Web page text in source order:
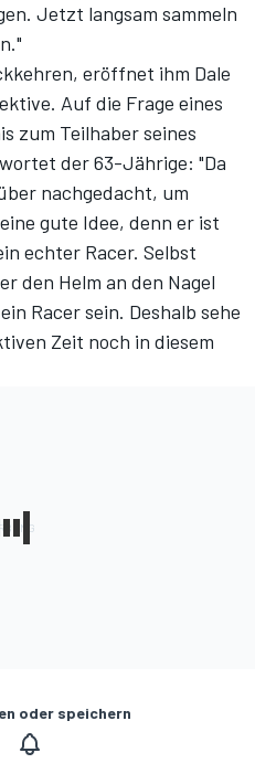
Jetzt langsam sammeln
eröffnet ihm Dale
Auf die Frage eines
zum Teilhaber seines
der 63-Jährige: "Da
nachgedacht, um
gute Idee, denn er ist
echter Racer. Selbst
den Helm an den Nagel
Racer sein. Deshalb sehe
Zeit noch in diesem
oder speichern